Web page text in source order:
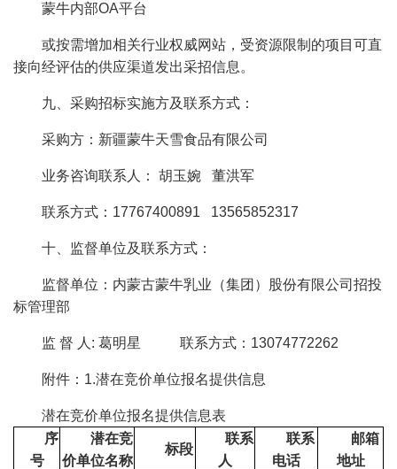
蒙牛内部OA平台
或按需增加相关行业权威网站，受资源限制的项目可直
接向经评估的供应渠道发出采招信息。
九、采购招标实施方及联系方式：
采购方：新疆蒙牛天雪食品有限公司
业务咨询联系人： 胡玉婉 董洪军
联系方式：17767400891 13565852317
十、监督单位及联系方式：
监督单位：内蒙古蒙牛乳业（集团）股份有限公司招投
标管理部
监 督 人: 葛明星 联系方式：13074772262
附件：1.潜在竞价单位报名提供信息
潜在竞价单位报名提供信息表
序
号
潜在竞
价单位名称
标段
联系
人
联系
电话
邮箱
地址